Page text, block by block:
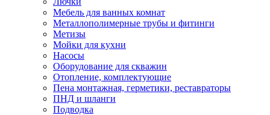
Мебель для ванных комнат
Металлополимерные трубы и фитинги
Метизы
Мойки для кухни
Насосы
Оборудование для скважин
Отопление, комплектующие
Пена монтажная, герметики, реставраторы
ПНД и шланги
Подводка